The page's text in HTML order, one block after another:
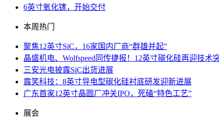
6英寸氧化镓，开始交付
本周热门
聚焦12英寸SiC，16家国内厂商“群雄并起”
晶盛机电、Wolfspeed同传捷报！12英寸碳化硅再迎技术
三安光电披露SiC出货进展
露笑科技：8英寸导电型碳化硅衬底研发迎新进展
广东首家12英寸晶圆厂冲关IPO，死磕“特色工艺”
展会